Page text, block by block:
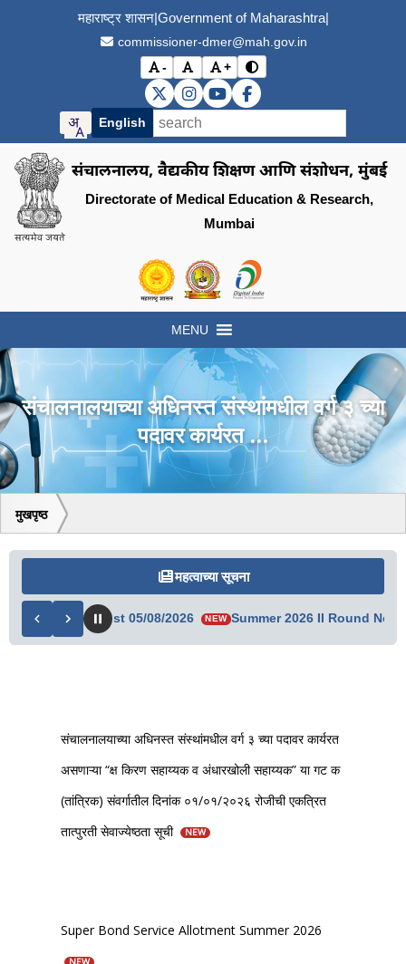
महाराष्ट्र शासन|Government of Maharashtra|
commissioner-dmer@mah.gov.in
-
अक्षर आकार कमी करा (Decrease font size)
मूळ अक्षर आकार (Reset font size)
+
अक्षर आकार वाढवा (Increase font
विरोधाभास मोड बदला
DMER X (Twitter)
DMER Instagram
DMER YouTube
DMER Facebook
English
संचालनालय, वैद्यकीय शिक्षण आणि संशोधन, मुंबई
Directorate of Medical Education & Research,
Mumbai
Visit the Government of Maharashtra
Visit the Directorate of
MENU
संचालनालयाच्या अधिनस्त संस्थांमधील वर्ग ३ च्या
पदावर कार्यरत ...
मुखपृष्ठ
महत्वाच्या सूचना
Merit List 05/08/2026 NEW Summer 2026 II Round Not
संचालनालयाच्या अधिनस्त संस्थांमधील वर्ग ३ च्या पदावर कार्यरत
असणाऱ्या “क्ष किरण सहाय्यक व अंधारखोली सहाय्यक” या गट क
(तांत्रिक) संवर्गातील दिनांक ०१/०१/२०२६ रोजीची एकत्रित
तात्पुरती सेवाज्येष्ठता सूची
NEW
Super Bond Service Allotment Summer 2026